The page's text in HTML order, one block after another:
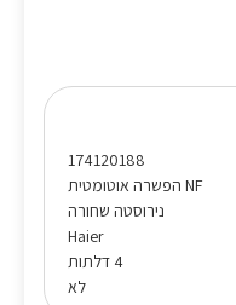
174120188
NF הפשרה אוטומטית
נירוסטה שחורה
Haier
4 דלתות
לא